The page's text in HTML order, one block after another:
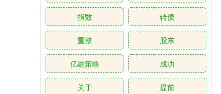
指数 转债
重整 股东
亿融策略 成功
关于 提前